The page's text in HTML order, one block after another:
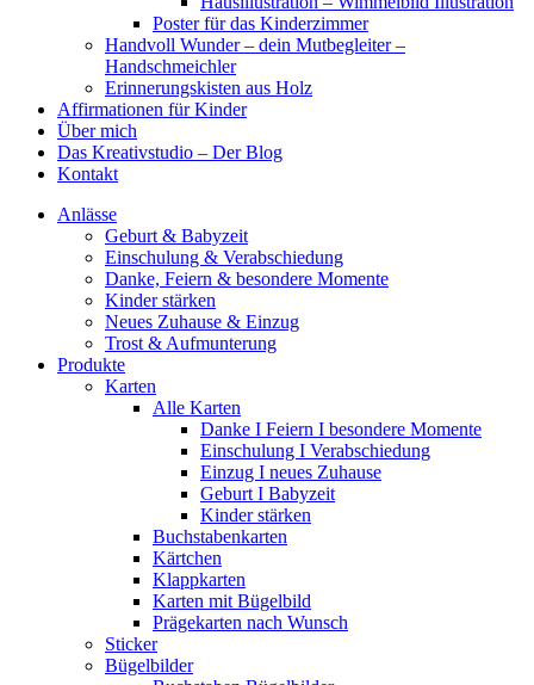
Poster für das Kinderzimmer
Handvoll Wunder – dein Mutbegleiter –
Handschmeichler
Erinnerungskisten aus Holz
Affirmationen für Kinder
Über mich
Das Kreativstudio – Der Blog
Kontakt
Anlässe
Geburt & Babyzeit
Einschulung & Verabschiedung
Danke, Feiern & besondere Momente
Kinder stärken
Neues Zuhause & Einzug
Trost & Aufmunterung
Produkte
Karten
Alle Karten
Danke I Feiern I besondere Momente
Einschulung I Verabschiedung
Einzug I neues Zuhause
Geburt I Babyzeit
Kinder stärken
Buchstabenkarten
Kärtchen
Klappkarten
Karten mit Bügelbild
Prägekarten nach Wunsch
Sticker
Bügelbilder